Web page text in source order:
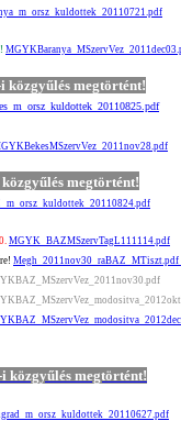
i közgyűlés megtörtént!
megtörtént!
MGYK_BAZMSzervTagL111114.pdf
Megh_2011nov30_raBAZ_MTiszt.pdf
közgyűlés megtörtént!